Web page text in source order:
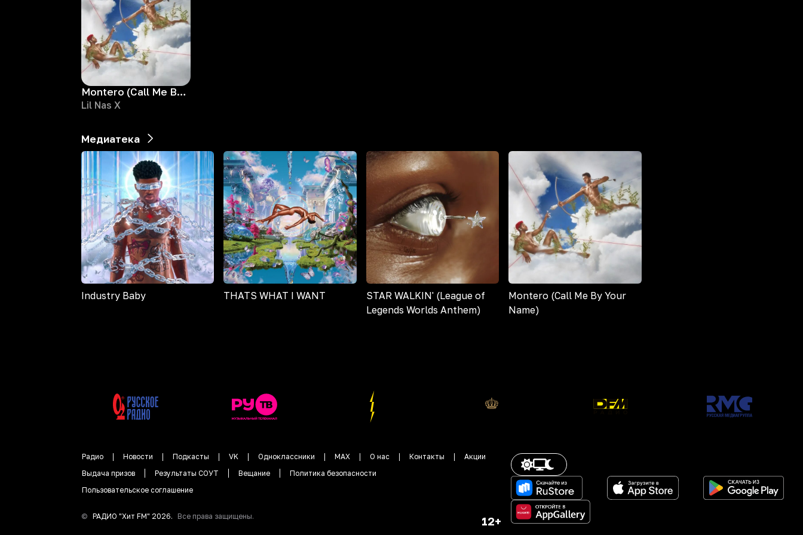
Montero (Call Me By Your Name)
Lil Nas X
Медиатека
Industry Baby THATS WHAT I WANT
STAR WALKIN' (League of
Legends Worlds Anthem)
Montero (Call Me By Your
Name)
Радио Новости Подкасты VK Одноклассники MAX О нас Контакты
Акции
Выдача призов
Результаты СОУТ Вещание
Политика безопасности
Пользовательское соглашение
© РАДИО "Хит FM" 2026. Все права защищены. 12+